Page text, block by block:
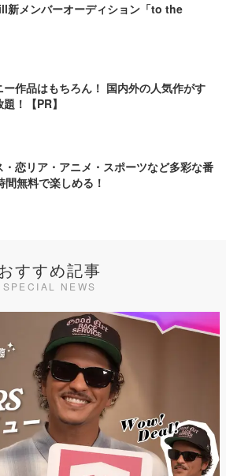
新メンバーオーディション「to the
ー作品はもちろん！ 国内外の人気作がす
！【PR】
・恋リア・アニメ・スポーツなど多彩な番
間無料で楽しめる！
すすめ記事
SPECIAL NEWS